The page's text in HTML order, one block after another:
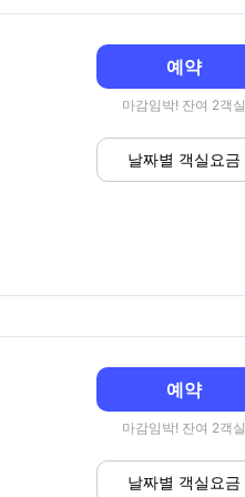
예약
마감임박! 잔여 2객실
날짜별 객실요금
예약
마감임박! 잔여 2객실
날짜별 객실요금